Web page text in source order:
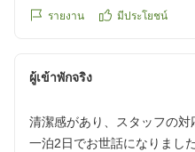
reviewId=33123478603309
ほしいレベル。
https://
reviewId=33123478580229
รายงาน มีประโยชน์
ผู้เข้าพักจริง
清潔感があり、スタッフの対
一泊2日でお世話になりました